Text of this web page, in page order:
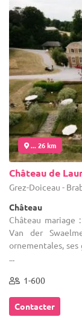
... 26 km
Château de
Grez-Doiceau -
Château
Château mariage
Van der
ornementales, ses
...
1-600
Contacter